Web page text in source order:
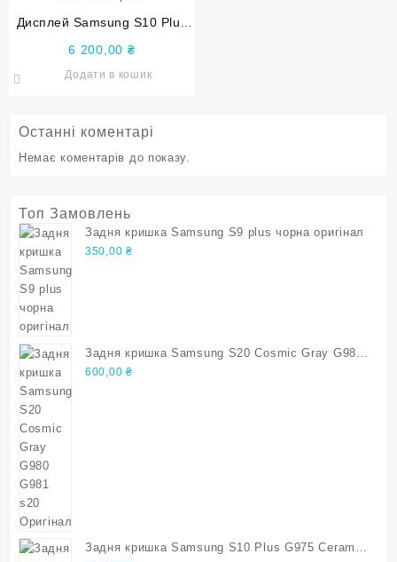
Останні коментарі
Немає коментарів до показу.
Дисплей Samsung S10 Plus
6 200,00 ₴
Додати в кошик
Топ Замовлень
Задня кришка Samsung S9 plus чорна оригінал
350,00 ₴
Задня кришка Samsung S20 Cosmic Gray G980
G981 s20 Оригінал
600,00 ₴
Задня кришка Samsung S10 Plus G975 Ceramic